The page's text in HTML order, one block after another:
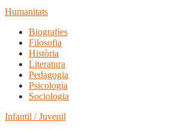
Humanitats
Biografies
Filosofia
Història
Literatura
Pedagogia
Psicologia
Sociologia
Infantil / Juvenil